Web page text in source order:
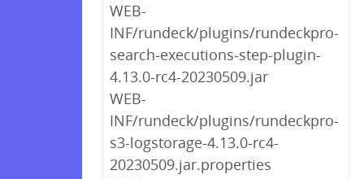
WEB-
INF/rundeck/plugins/rundeckpro-
search-executions-step-plugin-
4.13.0-rc4-20230509.jar
WEB-
INF/rundeck/plugins/rundeckpro-
s3-logstorage-4.13.0-rc4-
20230509.jar.properties